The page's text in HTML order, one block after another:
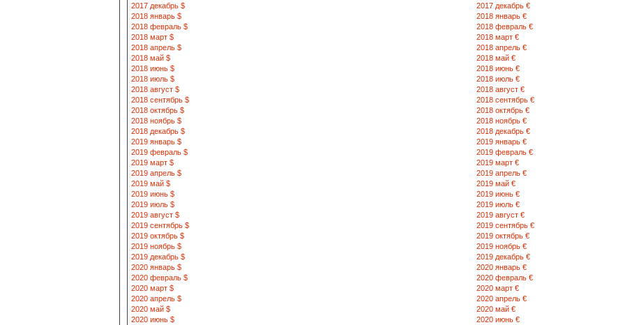
Евлакс г.,
Баку пр-т. 29 (0166) 6-11-24,
6-00-33, 6-50-23
Загалата г., Vidadi ул., 28a (0-174) 5-61-
2017 декабрь $
2017 декабрь €
2018 январь $
2018 январь €
2018 февраль $
2018 февраль €
2018 март $
2018 март €
2018 апрель $
2018 апрель €
2018 май $
2018 май €
2018 июнь $
2018 июнь €
2018 июль $
2018 июль €
2018 август $
2018 август €
2018 сентябрь $
2018 сентябрь €
2018 октябрь $
2018 октябрь €
2018 ноябрь $
2018 ноябрь €
2018 декабрь $
2018 декабрь €
2019 январь $
2019 январь €
2019 февраль $
2019 февраль €
2019 март $
2019 март €
2019 апрель $
2019 апрель €
2019 май $
2019 май €
2019 июнь $
2019 июнь €
2019 июль $
2019 июль €
2019 август $
2019 август €
2019 сентябрь $
2019 сентябрь €
2019 октябрь $
2019 октябрь €
2019 ноябрь $
2019 ноябрь €
2019 декабрь $
2019 декабрь €
2020 январь $
2020 январь €
2020 февраль $
2020 февраль €
2020 март $
2020 март €
2020 апрель $
2020 апрель €
2020 май $
2020 май €
2020 июнь $
2020 июнь €